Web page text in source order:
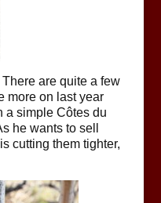
are quite a few
more on last year
a simple Côtes du
he wants to sell
cutting them tighter,